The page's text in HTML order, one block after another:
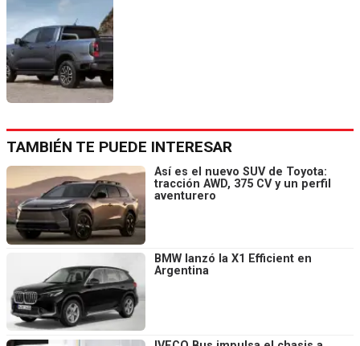
TAMBIÉN TE PUEDE INTERESAR
Así es el nuevo SUV de Toyota:
tracción AWD, 375 CV y un perfil
aventurero
BMW lanzó la X1 Efficient en
Argentina